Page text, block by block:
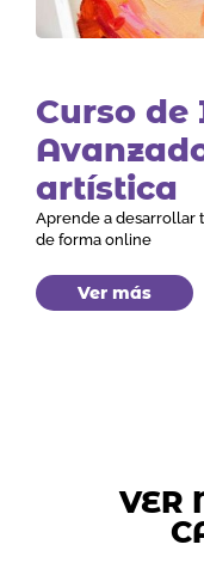
Curso de
artística
Aprende a desarrollar
de forma online
Ver más
VER